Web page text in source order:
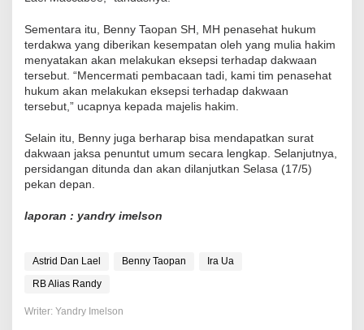
Sementara itu, Benny Taopan SH, MH penasehat hukum
terdakwa yang diberikan kesempatan oleh yang mulia hakim
menyatakan akan melakukan eksepsi terhadap dakwaan
tersebut. “Mencermati pembacaan tadi, kami tim penasehat
hukum akan melakukan eksepsi terhadap dakwaan
tersebut,” ucapnya kepada majelis hakim.
Selain itu, Benny juga berharap bisa mendapatkan surat
dakwaan jaksa penuntut umum secara lengkap. Selanjutnya,
persidangan ditunda dan akan dilanjutkan Selasa (17/5)
pekan depan.
laporan : yandry imelson
Astrid Dan Lael Benny Taopan
Ira Ua
RB Alias Randy
Writer: Yandry Imelson